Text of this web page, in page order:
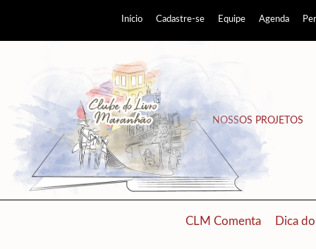
Início Cadastre-se Equipe Agenda
NOSSOS PROJETOS
CLM Comenta Dica